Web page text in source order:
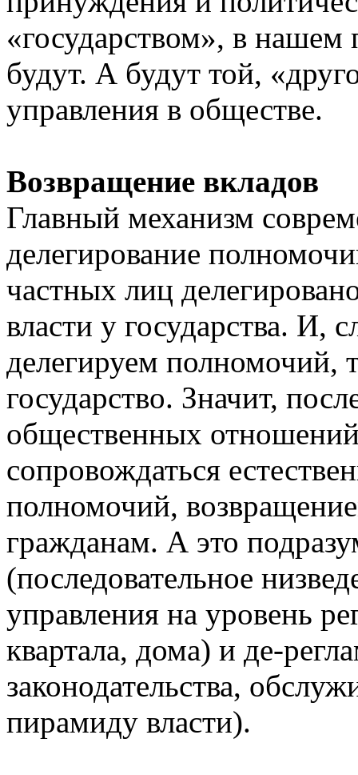
«государством», в нашем
будут. А будут той,
управления в обществе.
Возвращение вкладов
Главный механизм
делегирование
частных лиц
власти у государства. И,
делегируем полномочий,
государство. Значит,
общественных
сопровождаться
полномочий,
гражданам. А это
(последовательное
управления на уровень
квартала, дома) и де-
законодательства,
пирамиду власти).